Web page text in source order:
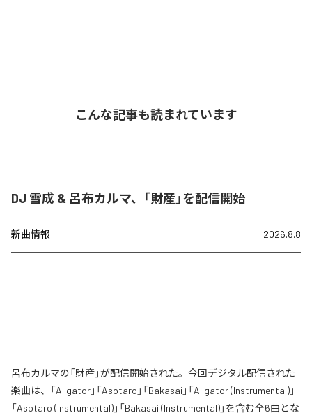
こんな記事も読まれています
DJ 雪成 & 呂布カルマ、「財産」を配信開始
新曲情報 2026.8.8
呂布カルマの「財産」が配信開始された。今回デジタル配信された
楽曲は、「Aligator」「Asotaro」「Bakasai」「Aligator (Instrumental)」
「Asotaro (Instrumental)」「Bakasai (Instrumental)」を含む全6曲とな